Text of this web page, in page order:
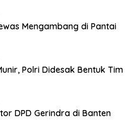
Mengambang di Pantai
Polri Didesak Bentuk Tim
DPD Gerindra di Banten